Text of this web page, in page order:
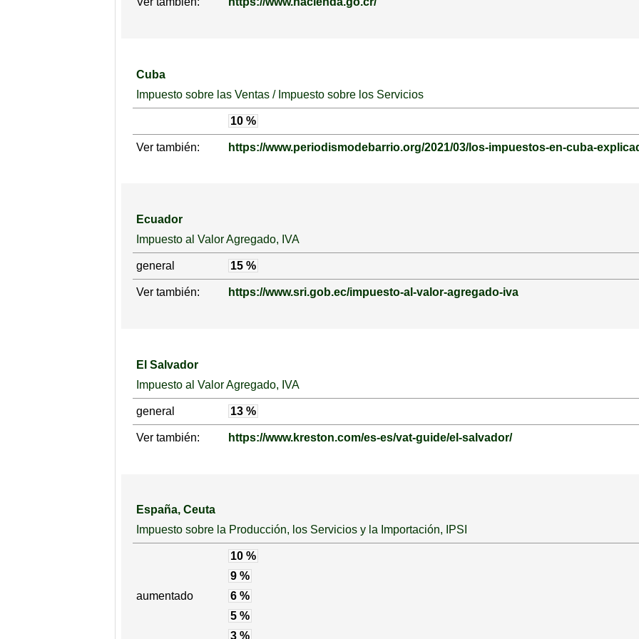
Cuba
Impuesto sobre las Ventas / Impuesto sobre los Servicios
10 %
Ver también: https://www.periodismodebarrio.org/2021/03/los-impuestos-en-cuba-
Ecuador
Impuesto al Valor Agregado, IVA
general 15 %
Ver también: https://www.sri.gob.ec/impuesto-al-valor-agregado-iva
El Salvador
Impuesto al Valor Agregado, IVA
general 13 %
Ver también: https://www.kreston.com/es-es/vat-guide/el-salvador/
España, Ceuta
Impuesto sobre la Producción, los Servicios y la Importación, IPSI
aumentado
10 %
9 %
6 %
5 %
3 %